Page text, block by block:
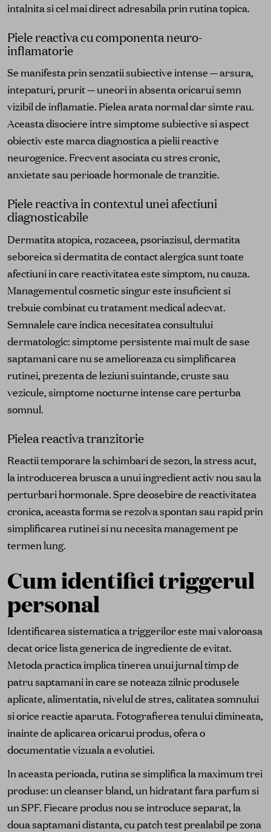
intalnita si cel mai direct adresabila prin rutina topica.
Piele reactiva cu componenta neuro-
inflamatorie
Se manifesta prin senzatii subiective intense — arsura,
intepaturi, prurit — uneori in absenta oricarui semn
vizibil de inflamatie. Pielea arata normal dar simte rau.
Aceasta disociere intre simptome subiective si aspect
obiectiv este marca diagnostica a pielii reactive
neurogenice. Frecvent asociata cu stres cronic,
anxietate sau perioade hormonale de tranzitie.
Piele reactiva in contextul unei afectiuni
diagnosticabile
Dermatita atopica, rozaceea, psoriazisul, dermatita
seboreica si dermatita de contact alergica sunt toate
afectiuni in care reactivitatea este simptom, nu cauza.
Managementul cosmetic singur este insuficient si
trebuie combinat cu tratament medical adecvat.
Semnalele care indica necesitatea consultului
dermatologic: simptome persistente mai mult de sase
saptamani care nu se amelioreaza cu simplificarea
rutinei, prezenta de leziuni suintande, cruste sau
vezicule, simptome nocturne intense care perturba
somnul.
Pielea reactiva tranzitorie
Reactii temporare la schimbari de sezon, la stress acut,
la introducerea brusca a unui ingredient activ nou sau la
perturbari hormonale. Spre deosebire de reactivitatea
cronica, aceasta forma se rezolva spontan sau rapid prin
simplificarea rutinei si nu necesita management pe
termen lung.
Cum identifici triggerul
personal
Identificarea sistematica a triggerilor este mai valoroasa
decat orice lista generica de ingrediente de evitat.
Metoda practica implica tinerea unui jurnal timp de
patru saptamani in care se noteaza zilnic produsele
aplicate, alimentatia, nivelul de stres, calitatea somnului
si orice reactie aparuta. Fotografierea tenului dimineata,
inainte de aplicarea oricarui produs, ofera o
documentatie vizuala a evolutiei.
In aceasta perioada, rutina se simplifica la maximum trei
produse: un cleanser bland, un hidratant fara parfum si
un SPF. Fiecare produs nou se introduce separat, la
doua saptamani distanta, cu patch test prealabil pe zona